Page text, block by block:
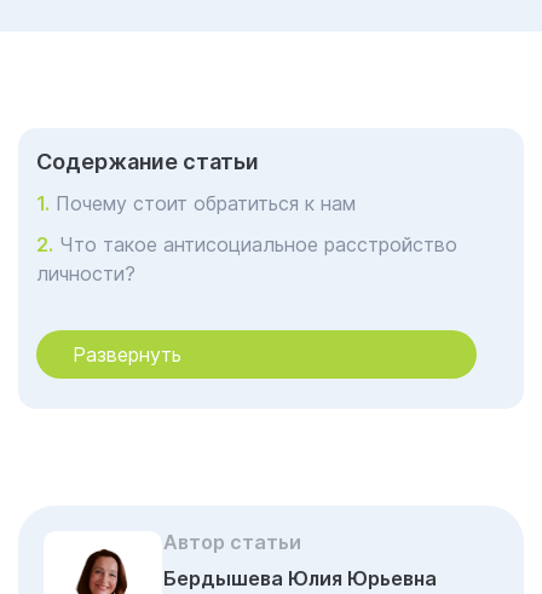
Cодержание статьи
Почему стоит обратиться к нам
Что такое антисоциальное расстройство
личности?
В каком возрасте развивается
антисоциальное расстройство личности?
Последствия и осложнения
Диагностика и тесты в Санкт-Петербурге в
Развернуть
Автор статьи
Бердышева Юлия Юрьевна